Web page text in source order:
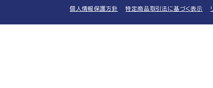
個人情報保護方針 特定商品取引法に基づく表示